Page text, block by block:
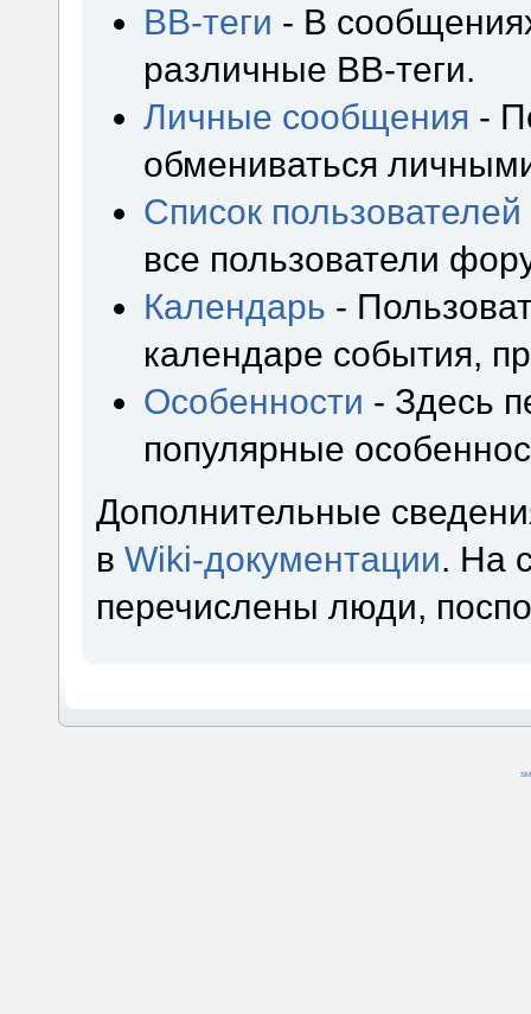
BB-теги - В
различные BB-теги.
Личные сообщения -
обмениваться
Список пользователей
все пользователи
Календарь -
календаре события,
Особенности - Здесь
популярные
Дополнительные
вWiki-документации. На
перечислены люди,